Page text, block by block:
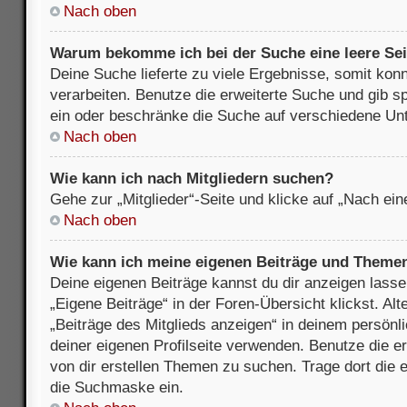
Nach oben
Warum bekomme ich bei der Suche eine leere
Deine Suche lieferte zu viele Ergebnisse, somit
verarbeiten. Benutze die erweiterte Suche und gib
ein oder beschränke die Suche auf verschiedene
Nach oben
Wie kann ich nach Mitgliedern suchen?
Gehe zur „Mitglieder“-Seite und klicke auf „Nach
Nach oben
Wie kann ich meine eigenen Beiträge und
Deine eigenen Beiträge kannst du dir anzeigen
„Eigene Beiträge“ in der Foren-Übersicht klickst.
„Beiträge des Mitglieds anzeigen“ in deinem
deiner eigenen Profilseite verwenden. Benutze die
von dir erstellen Themen zu suchen. Trage dort die
die Suchmaske ein.